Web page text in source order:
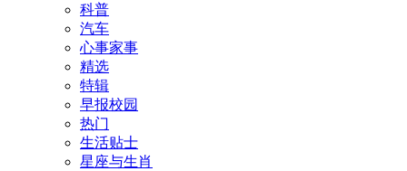
科普
汽车
心事家事
精选
特辑
早报校园
热门
生活贴士
星座与生肖